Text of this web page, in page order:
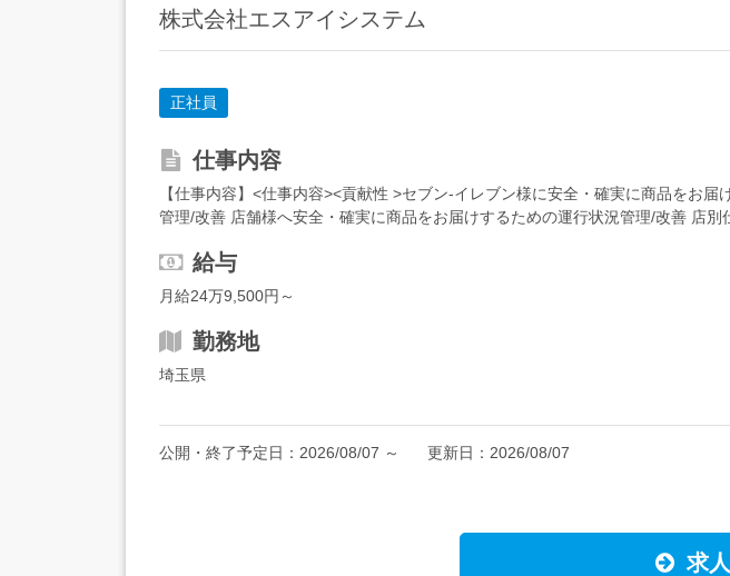
株式会社エスアイシステム
正社員
仕事内容
【仕事内容】<仕事内容><貢献性 >セブン‐イレブン様に安全・確実に商品をお届け
管理/改善 店舗様へ安全・確実に商品をお届けするための運行状況管理/改善 店
給与
月給24万9,500円～
勤務地
埼玉県
公開・終了予定日： 2026/08/07 ～ 更新日： 2026/08/07
求